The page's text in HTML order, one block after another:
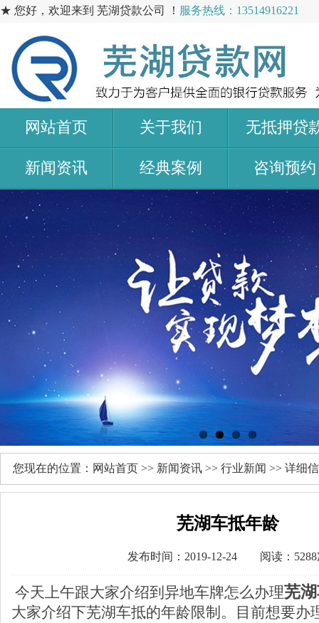
★ 您好，欢迎来到 芜湖贷款公司 ！ 服务热线：13514916221
网站首页 关于我们 无抵押贷
新闻资讯 经典案例 咨询预约
您现在的位置： 网站首页 >> 新闻资讯 >> 行业新闻 >> 详细
芜湖车抵年龄
发布时间：2019-12-24 阅读：5288
今天上午跟大家介绍到异地车牌怎么办理芜
大家介绍下芜湖车抵的年龄限制。目前想要办